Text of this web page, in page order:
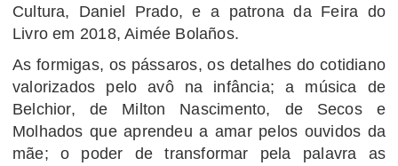
Cultura, Daniel Prado, e a patrona da Feira do
Livro em 2018, Aimée Bolaños.
As formigas, os pássaros, os detalhes do cotidiano
valorizados pelo avô na infância; a música de
Belchior, de Milton Nascimento, de Secos e
Molhados que aprendeu a amar pelos ouvidos da
mãe; o poder de transformar pela palavra as